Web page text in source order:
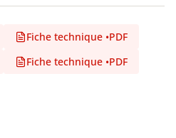
Fiche technique •PDF
Fiche technique •PDF